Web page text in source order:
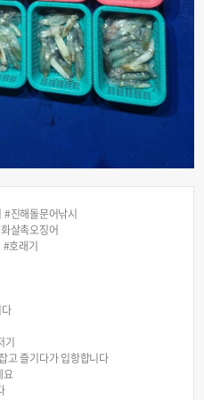
진해돌문어낚시
살촉오징어
호래기
고 즐기다가 입항합니다
요